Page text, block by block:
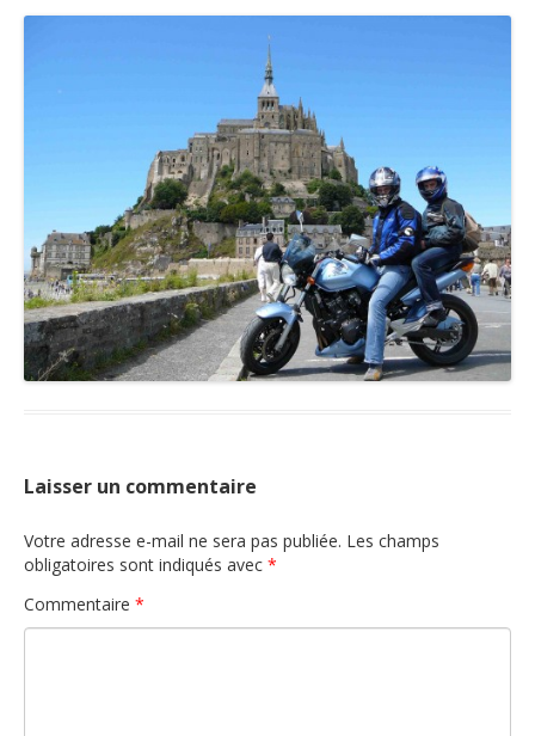
Rejoins nous
Laisser un commentaire
Votre adresse e-mail ne sera pas publiée. Les champs
obligatoires sont indiqués avec *
Commentaire *